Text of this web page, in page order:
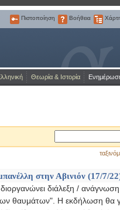
Πιστοποίηση
Πιστοποίηση
Βοήθεια
Βοήθεια
Χάρτης
Θεωρία & Ιστορία
στην Αβινιόν (17/7/
διοργανώνει διάλεξη /
θαυμάτων". Η εκδήλωση θα